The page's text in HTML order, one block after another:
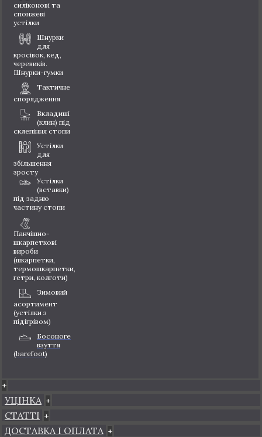
силіконові та
спонжеві
устілки
Шнурки
для
кросівок, кед,
черевиків.
Шнурки-гумки
Тактичне
спорядження
Вкладиші
(клин) під
склепіння стопи
Устілки
для
збільшення
зросту
Устілки
(вставки)
під задню
частину стопи
Панчішно-
шкарпеткові
вироби
(шкарпетки,
термошкарпетки,
гетри, колготи)
Зимовий
асортимент
(устілки з
підігрівом)
Босоноге
взуття
(barefoot)
+
УЦІНКА +
СТАТТІ +
ДОСТАВКА І ОПЛАТА +